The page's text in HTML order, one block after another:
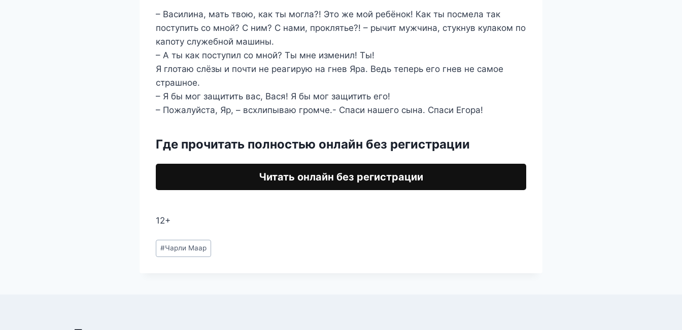
– Василина, мать твою, как ты могла?! Это же мой ребёнок! Как ты посмела так
поступить со мной? С ним? С нами, проклятье?! – рычит мужчина, стукнув кулаком по
капоту служебной машины.
– А ты как поступил со мной? Ты мне изменил! Ты!
Я глотаю слёзы и почти не реагирую на гнев Яра. Ведь теперь его гнев не самое
страшное.
– Я бы мог защитить вас, Вася! Я бы мог защитить его!
– Пожалуйста, Яр, – всхлипываю громче.- Спаси нашего сына. Спаси Егора!
Где прочитать полностью онлайн без регистрации
Читать онлайн без регистрации
12+
Метки
записи:
#Чарли Маар